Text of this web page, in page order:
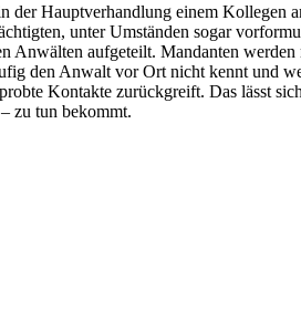
der Hauptverhandlung einem Kollegen
unter Umständen sogar
Anwälten aufgeteilt. Mandanten werden
den Anwalt vor Ort nicht kennt und
Kontakte zurückgreift. Das lässt
zu tun bekommt.